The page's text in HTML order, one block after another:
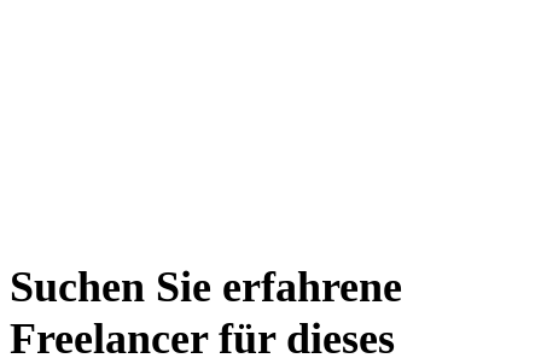
Suchen Sie erfahrene
Freelancer für dieses